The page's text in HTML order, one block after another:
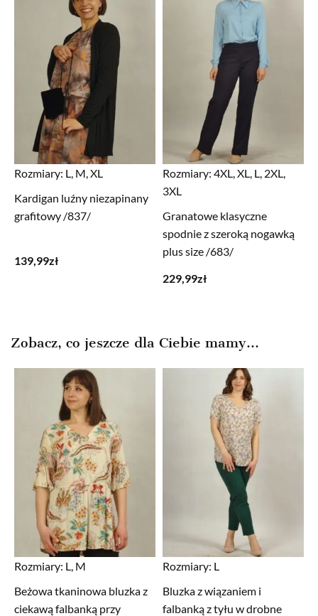
Rozmiary: L, M, XL
Kardigan luźny niezapinany
grafitowy /837/
139,99zł
Rozmiary: 4XL, XL, L, 2XL,
3XL
Granatowe klasyczne
spodnie z szeroką nogawką
plus size /683/
229,99zł
Zobacz, co jeszcze dla Ciebie mamy...
Rozmiary: L, M
Beżowa tkaninowa bluzka z
ciekawą falbanką przy
Rozmiary: L
Bluzka z wiązaniem i
falbanką z tyłu w drobne